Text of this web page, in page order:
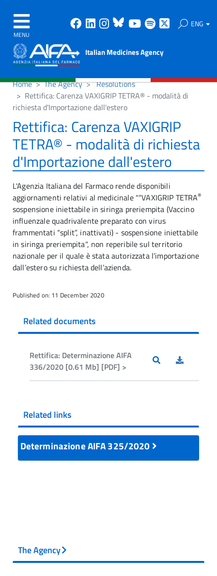
MENU
Facebook
Linkedin
Instagram
Bluesky
Youtube
Spotify ENG
Italian Medicines Agency
Home The Agency
Resolutions
Rettifica: Carenza VAXIGRIP TETRA® - modalità di
richiesta d'Importazione dall'estero
Rettifica: Carenza VAXIGRIP
TETRA® - modalità di richiesta
d'Importazione dall'estero
L'Agenzia Italiana del Farmaco rende disponibili
aggiornamenti relativi al medicinale "“VAXIGRIP TETRA®
sospensione iniettabile in siringa preriempita (Vaccino
influenzale quadrivalente preparato con virus
frammentati “split”, inattivati) - sospensione iniettabile
in siringa preriempita", non reperibile sul territorio
nazionale per il quale è stata autorizzata l’importazione
dall’estero su richiesta dell’azienda.
Published on: 11 December 2020
Related documents
Rettifica: Determinazione AIFA
336/2020 [0.61 Mb] [PDF] >
Related links
Determinazione AIFA 325/2020
The Agency